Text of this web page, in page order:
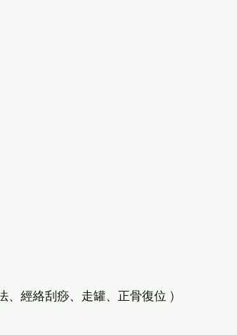
、經絡刮痧、走罐、正骨復位 )